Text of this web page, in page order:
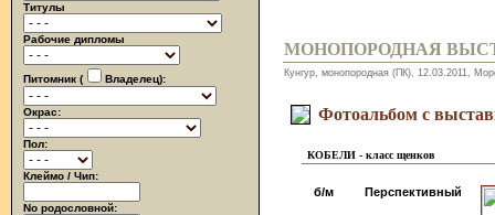
Титулы
Рабочие дипломы
Питомник ( Владелец):
Окрас:
Пол:
Клеймо / Чип:
No родословной:
МОНОПОРОДНАЯ
Кунгур, монопородная (ПК), 12.03.2011,
Фотоальбом с
КОБЕЛИ - класс щенков
б/м Перспективный